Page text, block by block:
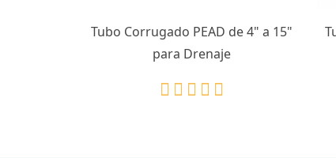
Tubo Corrugado PEAD de 18" a
60" para Drenaje